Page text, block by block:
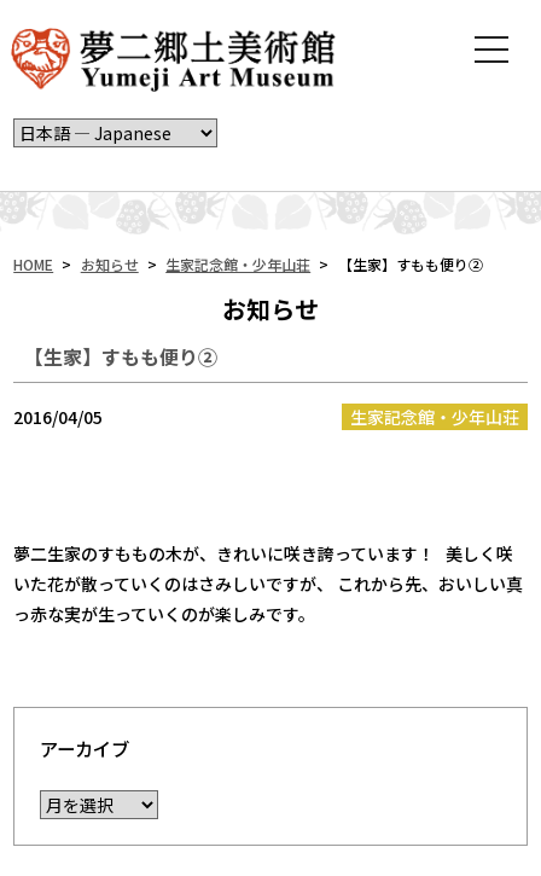
t
n
o
n
HOME > お知らせ > 生家記念館・少年山荘 > 【生家】すもも便り②
お知らせ
【生家】すもも便り②
2016/04/05 生家記念館・少年山荘
夢二生家のすももの木が、きれいに咲き誇っています！
美しく咲
いた花が散っていくのはさみしいですが、 これから先、おいしい真
っ赤な実が生っていくのが楽しみです。
アーカイブ